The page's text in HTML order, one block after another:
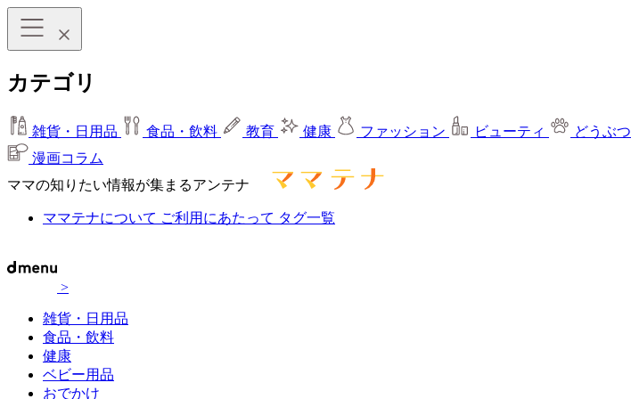
カテゴリ
雑貨・日用品 食品・飲料 教育 健康 ファッション ビューティ どうぶつ
漫画コラム
ママの知りたい情報が集まるアンテナ
ママテナについて ご利用にあたって タグ一覧
>
雑貨・日用品
食品・飲料
健康
ベビー用品
おでかけ